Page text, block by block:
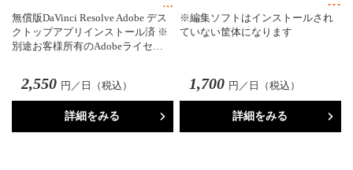
無償版DaVinci Resolve Adobe デス
クトップアプリインストール済 ※
別途お客様所有のAdobeライセ…
2,550 円／日（税込）
詳細をみる
※編集ソフトはインストールされ
ていない筐体になります
1,700 円／日（税込）
詳細をみる